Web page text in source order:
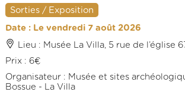
Sorties / Exposition
Date : Le vendredi 7 août 2026
Lieu : Musée La Villa, 5 rue de l’église
Prix : 6€
Organisateur : Musée et sites
Bossue - La Villa